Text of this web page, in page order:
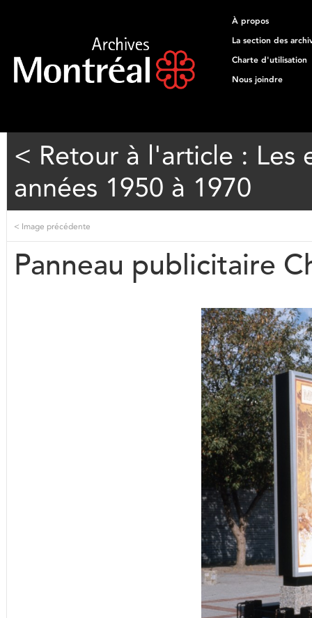
À propos
La section des
Charte d'utilisation
Nous joindre
< Retour à l'article : Les
années 1950 à 1970
< Image précédente
Panneau publicitaire